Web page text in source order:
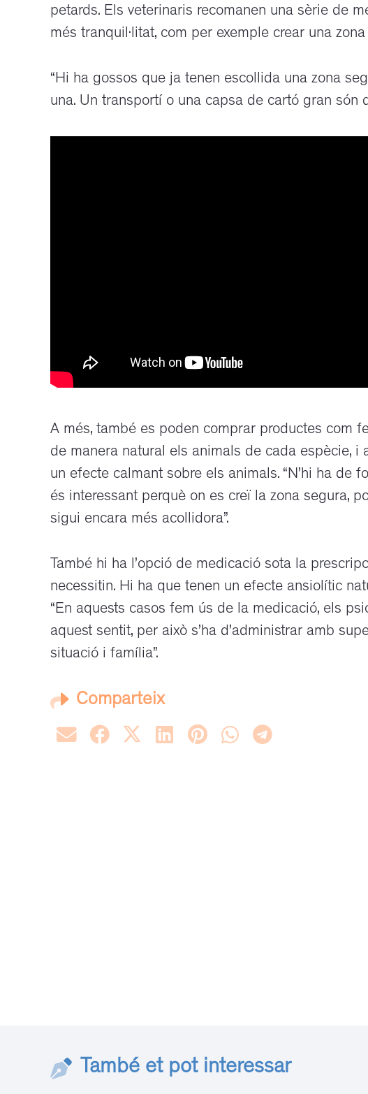
petards. Els veterinaris recomanen una sèrie de
més tranquil·litat, com per exemple crear una
“Hi ha gossos que ja tenen escollida una zona
una. Un transportí o una capsa de cartó gran són
A més, també es poden comprar productes com
de manera natural els animals de cada espècie,
un efecte calmant sobre els animals. “N’hi ha
és interessant perquè on es creï la zona segura,
sigui encara més acollidora”.
També hi ha l’opció de medicació sota la
necessitin. Hi ha que tenen un efecte ansiolític
“En aquests casos fem ús de la medicació, els
aquest sentit, per això s’ha d’administrar amb
situació i família”.
Comparteix
També et pot interessar